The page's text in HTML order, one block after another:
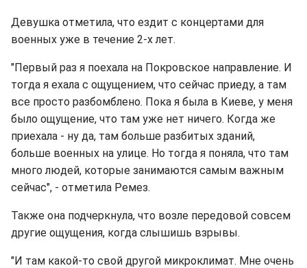
Девушка отметила, что ездит с концертами для
военных уже в течение 2-х лет.
"Первый раз я поехала на Покровское направление. И
тогда я ехала с ощущением, что сейчас приеду, а там
все просто разбомблено. Пока я была в Киеве, у меня
было ощущение, что там уже нет ничего. Когда же
приехала - ну да, там больше разбитых зданий,
больше военных на улице. Но тогда я поняла, что там
много людей, которые занимаются самым важным
сейчас", - отметила Ремез.
Также она подчеркнула, что возле передовой совсем
другие ощущения, когда слышишь взрывы.
"И там какой-то свой другой микроклимат. Мне очень